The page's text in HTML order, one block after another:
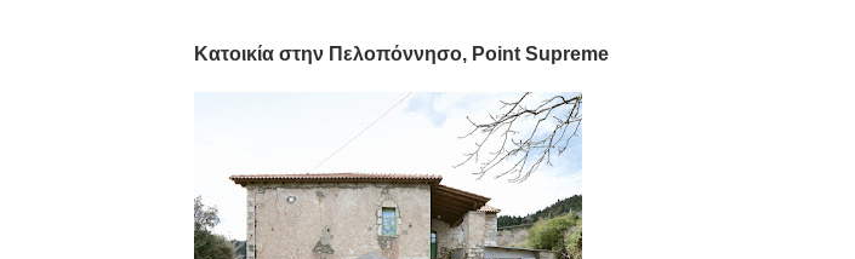
Κατοικία στην Πελοπόννησο, Point Supreme